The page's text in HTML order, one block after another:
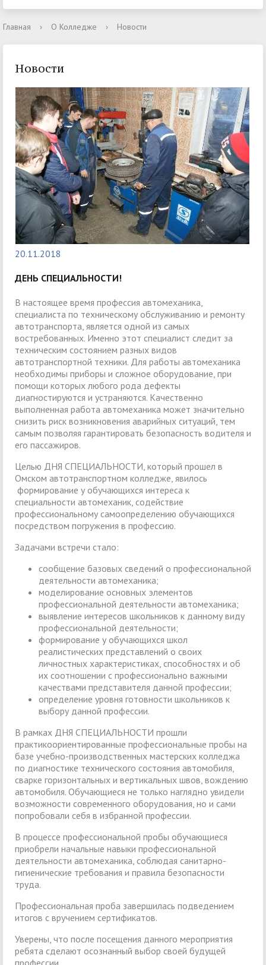
Главная › О Колледже › Новости
Новости
20.11.2018
ДЕНЬ СПЕЦИАЛЬНОСТИ!
В настоящее время профессия автомеханика,
специалиста по техническому обслуживанию и ремонту
автотранспорта, является одной из самых
востребованных. Именно этот специалист следит за
техническим состоянием разных видов
автотранспортной техники. Для работы автомеханика
необходимы приборы и сложное оборудование, при
помощи которых любого рода дефекты
диагностируются и устраняются. Качественно
выполненная работа автомеханика может значительно
снизить риск возникновения аварийных ситуаций, тем
самым позволяя гарантировать безопасность водителя и
его пассажиров.
Целью ДНЯ СПЕЦИАЛЬНОСТИ, который прошел в
Омском автотранспортном колледже, явилось
формирование у обучающихся интереса к
специальности автомеханик, содействие
профессиональному самоопределению обучающихся
посредством погружения в профессию.
Задачами встречи стало:
сообщение базовых сведений о профессиональной
деятельности автомеханика;
моделирование основных элементов
профессиональной деятельности автомеханика;
выявление интересов школьников к данному виду
профессиональной деятельности;
формирование у обучающихся школ
реалистических представлений о своих
личностных характеристиках, способностях и об
их соотношении с профессионально важными
качествами представителя данной профессии;
определение уровня готовности школьников к
выбору данной профессии.
В рамках ДНЯ СПЕЦИАЛЬНОСТИ прошли
практикоориентированные профессиональные пробы на
базе учебно-производственных мастерских колледжа
по диагностике технического состояния автомобиля,
сварке горизонтальных и вертикальных швов, вождению
автомобиля. Обучающиеся не только наглядно увидели
возможности современного оборудования, но и сами
попробовали себя в избранной профессии.
В процессе профессиональной пробы обучающиеся
приобрели начальные навыки профессиональной
деятельности автомеханика, соблюдая санитарно-
гигиенические требования и правила безопасности
труда.
Профессиональная проба завершилась подведением
итогов с вручением сертификатов.
Уверены, что после посещения данного мероприятия
ребята сделают осознанный выбор своей будущей